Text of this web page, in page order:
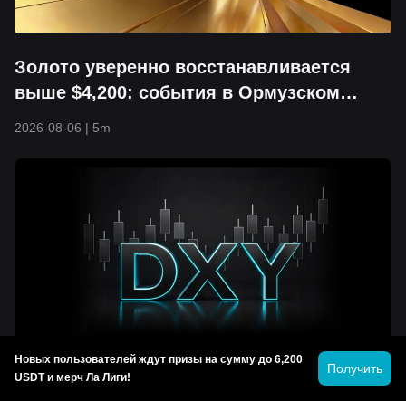
Золото уверенно восстанавливается
выше $4,200: события в Ормузском
2026-08-06 | 5m
DXY: минимум за семь недель достиг
Новых пользователей ждут призы на сумму до 6,200
USDT и мерч Ла Лиги!
Получить